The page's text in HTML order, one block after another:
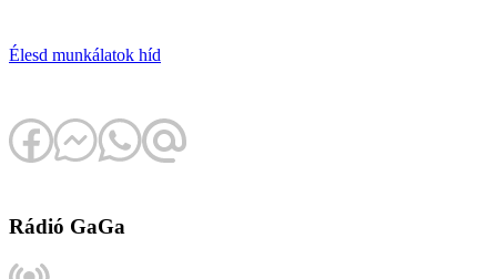
Élesd munkálatok híd
Rádió GaGa